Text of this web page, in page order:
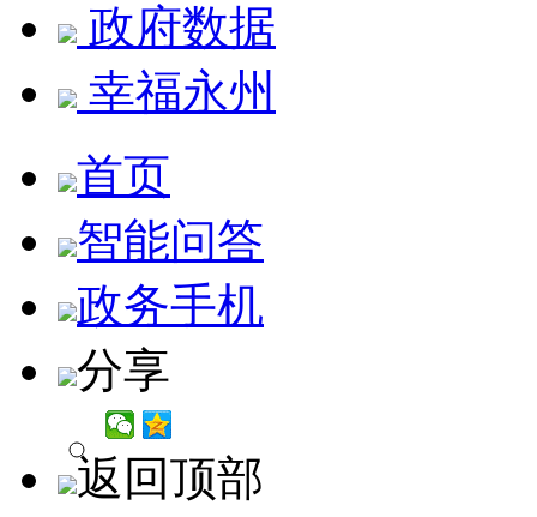
政府数据
幸福永州
首页
智能问答
政务手机
分享
返回顶部